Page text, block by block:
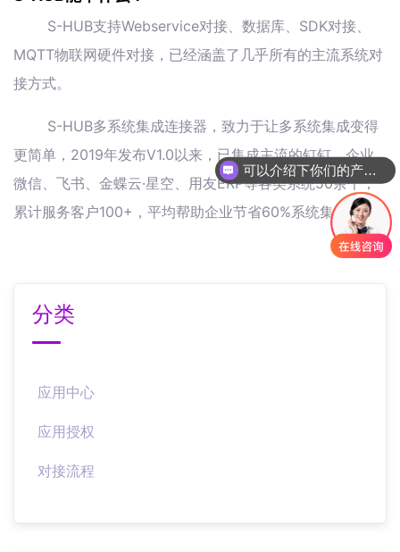
S-HUB支持Webservice对接、数据库、SDK对接、
MQTT物联网硬件对接，已经涵盖了几乎所有的主流系统对
接方式。
S-HUB多系统集成连接器，致力于让多系统集成变得
更简单，2019年发布V1.0以来，已集成主流的钉钉、企业
微信、飞书、金蝶云·星空、用友ERP等各类系统50余个，
累计服务客户100+，平均帮助企业节省60%系统集成本。
分类
应用中心
应用授权
对接流程
可以介绍下你们的产品么